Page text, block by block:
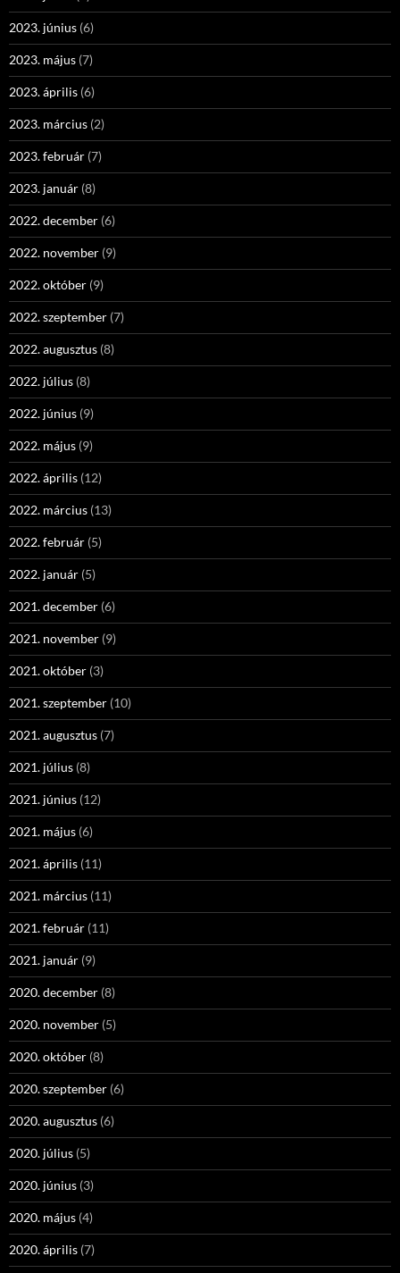
2023. június (6)
2023. május (7)
2023. április (6)
2023. március (2)
2023. február (7)
2023. január (8)
2022. december (6)
2022. november (9)
2022. október (9)
2022. szeptember (7)
2022. augusztus (8)
2022. július (8)
2022. június (9)
2022. május (9)
2022. április (12)
2022. március (13)
2022. február (5)
2022. január (5)
2021. december (6)
2021. november (9)
2021. október (3)
2021. szeptember (10)
2021. augusztus (7)
2021. július (8)
2021. június (12)
2021. május (6)
2021. április (11)
2021. március (11)
2021. február (11)
2021. január (9)
2020. december (8)
2020. november (5)
2020. október (8)
2020. szeptember (6)
2020. augusztus (6)
2020. július (5)
2020. június (3)
2020. május (4)
2020. április (7)